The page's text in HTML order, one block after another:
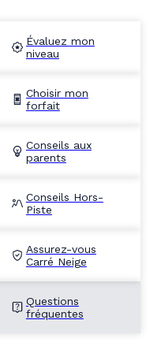
Évaluez mon
niveau
Choisir mon
forfait
Conseils aux
parents
Conseils Hors-
Piste
Assurez-vous
Carré Neige
Questions
fréquentes